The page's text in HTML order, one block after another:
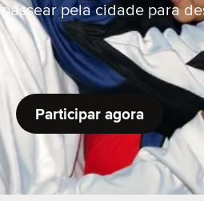
pela cidade para
Participar agora